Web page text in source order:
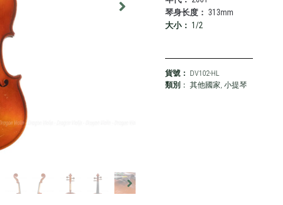
琴身长度： 313mm
大小： 1/2
貨號： DV102-HL
類別 ： 其他國家, 小提琴